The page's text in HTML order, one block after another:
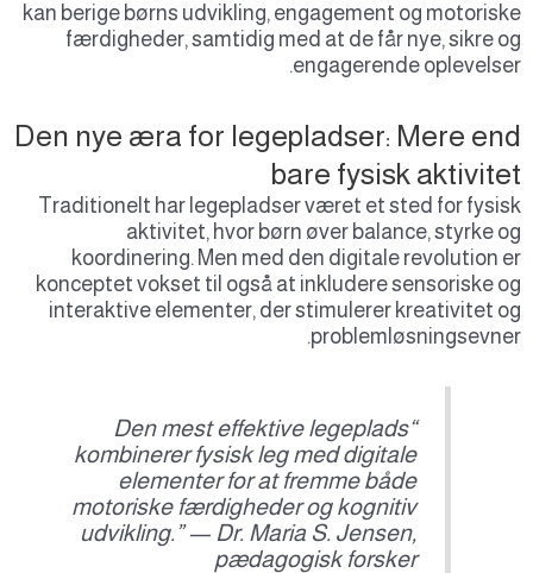
kan berige børns udvikling, engagement og
færdigheder, samtidig med at de får nye, sikre
engagerende
Den nye æra for legepladser: Mere
bare fysisk
Traditionelt har legepladser været et sted for
aktivitet, hvor børn øver balance, styrke
koordinering. Men med den digitale revolution
konceptet vokset til også at inkludere sensoriske
interaktive elementer, der stimulerer kreativitet
“Den mest effektive legeplads
kombinerer fysisk leg med digitale
elementer for at fremme både
motoriske færdigheder og kognitiv
udvikling.” — Dr. Maria S. Jensen,
pædagogisk forsker